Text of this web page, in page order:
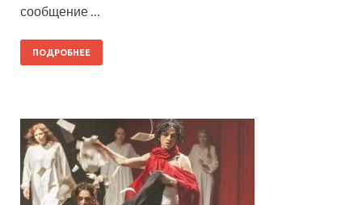
сообщение …
ПОДРОБНЕЕ